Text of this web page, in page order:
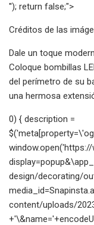
''); return false;">
Créditos de las
Dale un toque
Coloque bombillas
del perímetro de su
una hermosa
0) { description =
design/decorating/
content/uploads/